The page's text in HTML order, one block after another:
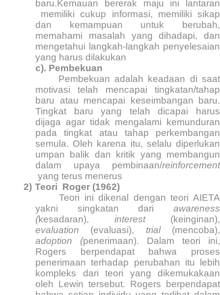
baru.Kemauan bererak maju ini lantaran
memiliki cukup informasi, memiliki sikap
dan kemampuan untuk berubah,
memahami masalah yang dihadapi, dan
mengetahui langkah-langkah penyelesaian
yang harus dilakukan
c). Pembekuan
Pembekuan adalah keadaan di saat
motivasi telah mencapai tingkatan/tahap
baru atau mencapai keseimbangan baru.
Tingkat baru yang telah dicapai harus
dijaga agar tidak mengalami kemunduran
pada tingkat atau tahap perkembangan
semula. Oleh karena itu, selalu diperlukan
umpan balik dan kritik yang membangun
dalam upaya pembinaan/reinforcement
yang terus menerus
2) Teori Roger (1962)
Teori ini dikenal dengan teori AIETA
yakni singkatan dari awareness
(kesadaran), interest (keinginan),
evaluation (evaluasi), trial (mencoba),
adoption (penerimaan). Dalam teori ini,
Rogers berpendapat bahwa proses
penerimaan terhadap perubahan itu lebih
kompleks dari teori yang dikemukakaan
oleh Lewin tersebut. Rogers berpendapat